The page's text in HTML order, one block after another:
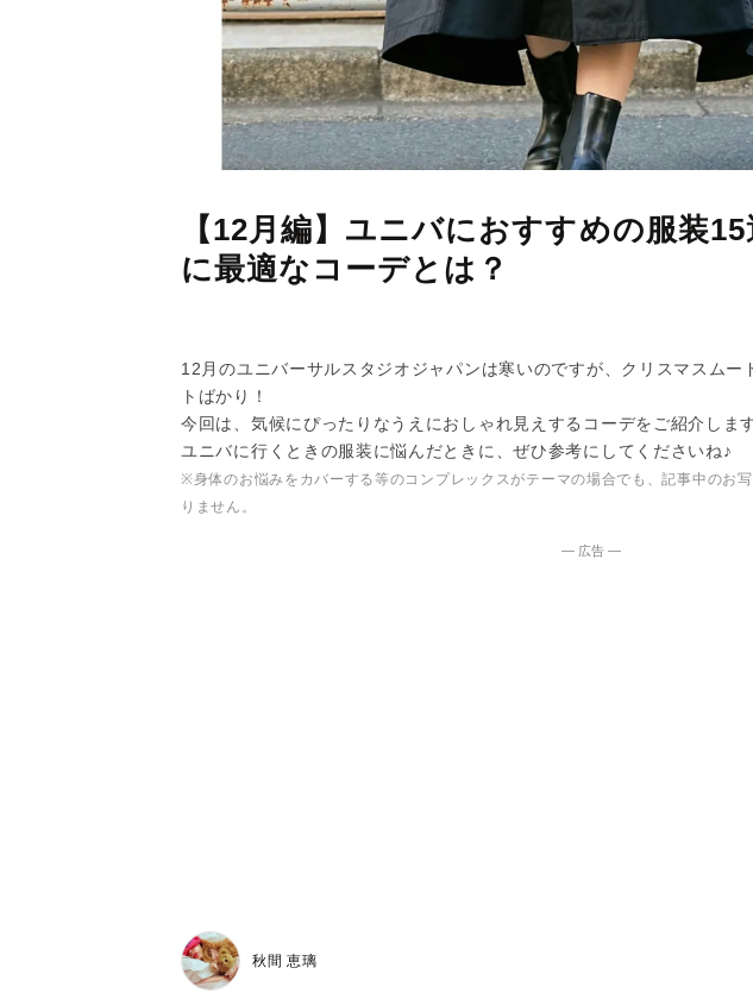
【12月編】ユニバにおすすめの服装
に最適なコーデとは？
12月のユニバーサルスタジオジャパンは寒いのですが、クリスマスムー
トばかり！
今回は、気候にぴったりなうえにおしゃれ見えするコーデをご紹介しま
ユニバに行くときの服装に悩んだときに、ぜひ参考にしてくださいね♪
※身体のお悩みをカバーする等のコンプレックスがテーマの場合でも、記事中のお
りません。
― 広告 ―
秋間 恵璃